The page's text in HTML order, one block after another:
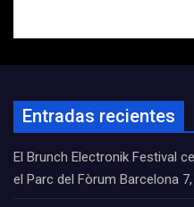
Entradas recientes
El Brunch Electronik Festival
el Parc del Fòrum Barcelona